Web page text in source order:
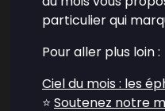
particulier qui
Pour aller plus loin :
Ciel du mois : les
⭐ Soutenez notre